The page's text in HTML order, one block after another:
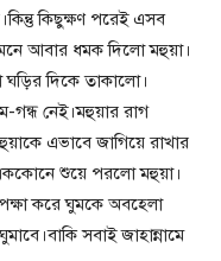
কিছুক্ষণ পরেই এসব
মনে আবার ধমক দিলো মহুয়া।
ঘড়ির দিকে তাকালো।
নেই।মহুয়ার রাগ
এভাবে জাগিয়ে রাখার
শুয়ে পরলো মহুয়া।
করে ঘুমকে অবহেলা
সবাই জাহান্নামে